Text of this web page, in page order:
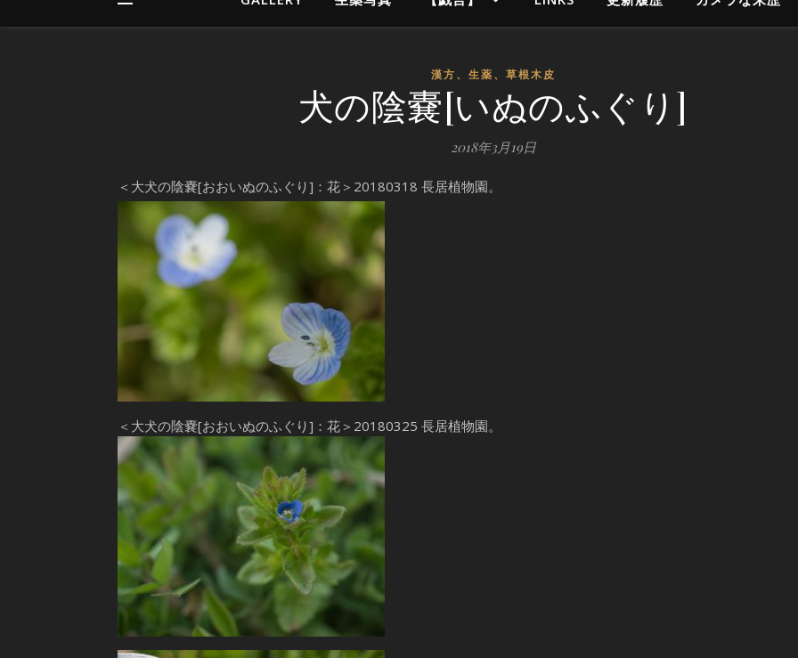
漢方、生薬、草根木皮
犬の陰嚢[いぬのふぐり]
2018年3月19日
＜大犬の陰嚢[おおいぬのふぐり]：花＞20180318 長居植物園。
＜大犬の陰嚢[おおいぬのふぐり]：花＞20180325 長居植物園。